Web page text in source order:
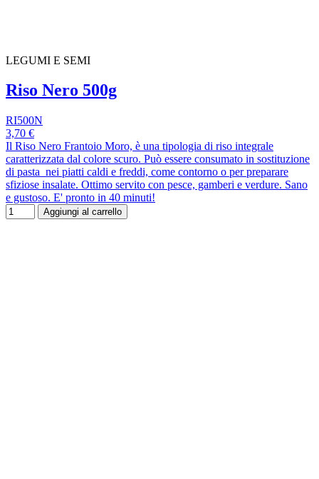
LEGUMI E SEMI
Riso Nero 500g
RI500N
3,70 €
Il Riso Nero Frantoio Moro, è una tipologia di riso integrale
caratterizzata dal colore scuro. Può essere consumato in sostituzione
di pasta nei piatti caldi e freddi, come contorno o per preparare
sfiziose insalate. Ottimo servito con pesce, gamberi e verdure. Sano
e gustoso. E' pronto in 40 minuti!
Aggiungi al carrello